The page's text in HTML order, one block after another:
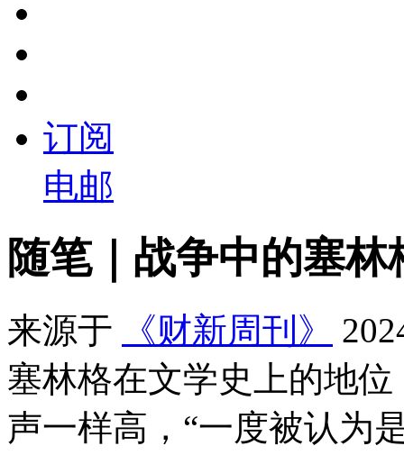
订阅
电邮
随笔｜战争中的塞
来源于 《财新周刊》
塞林格在文学史上的地
声一样高，“一度被认为